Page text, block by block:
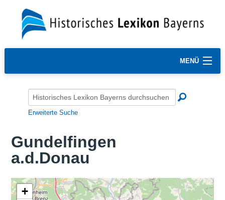
MENÜ
Erweiterte Suche
Gundelfingen
a.d.Donau
+